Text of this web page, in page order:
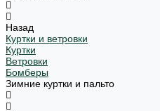
Назад
Куртки и ветровки
Куртки
Ветровки
Бомберы
Зимние куртки и пальто